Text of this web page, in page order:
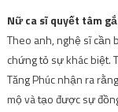
Nữ ca sĩ quyết tâm
Theo anh, nghệ sĩ cần
chứng tỏ sự khác biệt.
Tăng Phúc nhận ra
mộ và tạo được sự